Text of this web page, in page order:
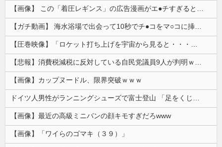
【画像】 この「着圧レギンス」の広告漫画がエ●チすぎると話題に
【ガチ動画】 海水浴場で出会って10秒でチ●コをマ○コに挿入させてくれるギャル、いたｗｗｗ
【圧巻映像】「ロケット打ち上げを宇宙から見ると・・・」の動画が衝撃的
【悲報】消費税減税に反対している自民党議員9人が判明ｗｗｗｗｗｗ
【画像】カップヌードル、限界突破ｗｗｗ
ドイツ人男性がランニングシューズで富士登山 「足をくじいて動けない」
【画像】最近の高級ミニバンの顔キモすぎだろwww
【画像】「ワイらのゴマキ（３９）」